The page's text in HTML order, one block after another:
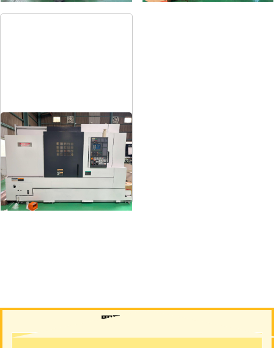
12″NC旋盤
森精機
NL3000/700
年 式2006
買取について